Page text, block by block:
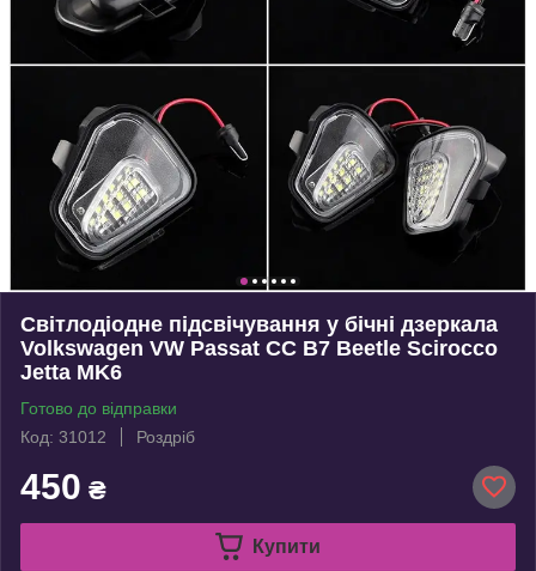
Світлодіодне підсвічування у бічні дзеркала
Volkswagen VW Passat CC B7 Beetle Scirocco
Jetta MK6
Готово до відправки
Код: 31012
Роздріб
450 ₴
Купити